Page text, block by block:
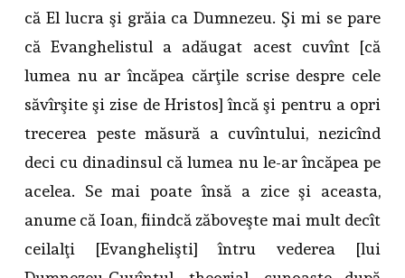
că El lucra şi grăia ca Dumnezeu. Şi mi se pare
că Evanghelistul a adăugat acest cuvînt [că
lumea nu ar încăpea cărţile scrise despre cele
săvîrşite şi zise de Hristos] încă şi pentru a opri
trecerea peste măsură a cuvîntului, nezicînd
deci cu dinadinsul că lumea nu le-ar încăpea pe
acelea. Se mai poate însă a zice şi aceasta,
anume că Ioan, fiindcă zăboveşte mai mult decît
ceilalţi [Evanghelişti] întru vederea [lui